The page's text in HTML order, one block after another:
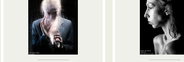
.....................
.....................